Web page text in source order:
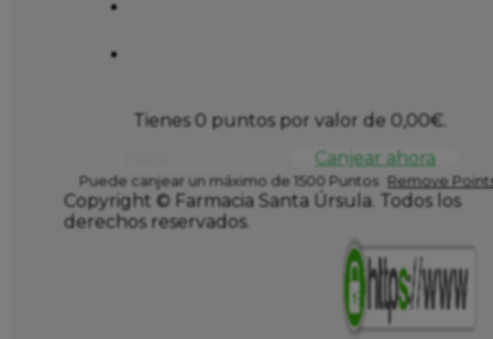
Tienes 0 puntos por valor de 0,00€.
Canjear ahora
Puede canjear un máximo de 1500 Puntos Remove
Copyright © Farmacia Santa Úrsula. Todos los
derechos reservados.